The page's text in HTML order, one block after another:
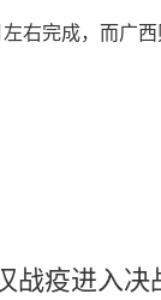
右完成，而广
战疫进入